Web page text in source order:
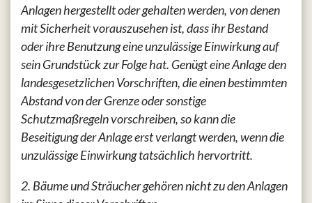
Anlagen hergestellt oder gehalten werden, von denen
mit Sicherheit vorauszusehen ist, dass ihr Bestand
oder ihre Benutzung eine unzulässige Einwirkung auf
sein Grundstück zur Folge hat. Genügt eine Anlage den
landesgesetzlichen Vorschriften, die einen bestimmten
Abstand von der Grenze oder sonstige
Schutzmaßregeln vorschreiben, so kann die
Beseitigung der Anlage erst verlangt werden, wenn die
unzulässige Einwirkung tatsächlich hervortritt.
2. Bäume und Sträucher gehören nicht zu den Anlagen